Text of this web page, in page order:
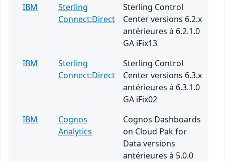
IBM
Sterling
Connect:Direct
Sterling Control
Center versions 6.2.x
antérieures à 6.2.1.0
GA iFix13
IBM
Sterling
Connect:Direct
Sterling Control
Center versions 6.3.x
antérieures à 6.3.1.0
GA iFix02
IBM
Cognos
Analytics
Cognos Dashboards
on Cloud Pak for
Data versions
antérieures à 5.0.0